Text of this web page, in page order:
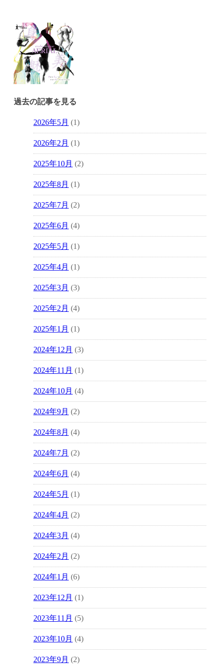
過去の記事を見る
2026年5月 (1)
2026年2月 (1)
2025年10月 (2)
2025年8月 (1)
2025年7月 (2)
2025年6月 (4)
2025年5月 (1)
2025年4月 (1)
2025年3月 (3)
2025年2月 (4)
2025年1月 (1)
2024年12月 (3)
2024年11月 (1)
2024年10月 (4)
2024年9月 (2)
2024年8月 (4)
2024年7月 (2)
2024年6月 (4)
2024年5月 (1)
2024年4月 (2)
2024年3月 (4)
2024年2月 (2)
2024年1月 (6)
2023年12月 (1)
2023年11月 (5)
2023年10月 (4)
2023年9月 (2)